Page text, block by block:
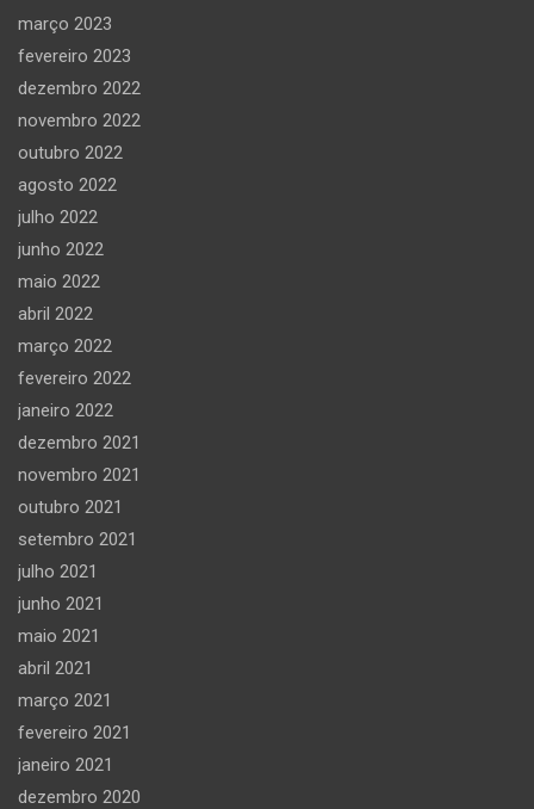
março 2023
fevereiro 2023
dezembro 2022
novembro 2022
outubro 2022
agosto 2022
julho 2022
junho 2022
maio 2022
abril 2022
março 2022
fevereiro 2022
janeiro 2022
dezembro 2021
novembro 2021
outubro 2021
setembro 2021
julho 2021
junho 2021
maio 2021
abril 2021
março 2021
fevereiro 2021
janeiro 2021
dezembro 2020